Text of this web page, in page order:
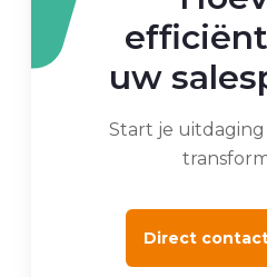
uw
Start je
Direct